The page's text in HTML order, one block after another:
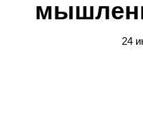
24